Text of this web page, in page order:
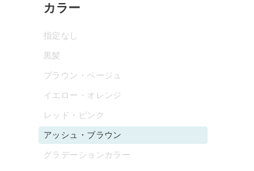
カラー
指定なし
黒髪
ブラウン・ベージュ
イエロー・オレンジ
レッド・ピンク
アッシュ・ブラウン
グラデーションカラー